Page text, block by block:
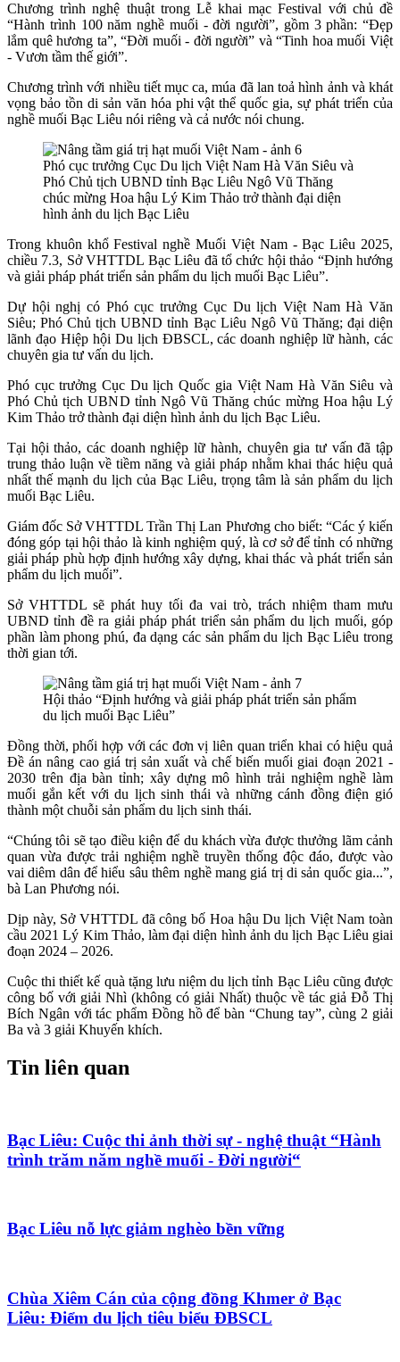
Chương trình nghệ thuật trong Lễ khai mạc Festival với chủ đề
“Hành trình 100 năm nghề muối - đời người”, gồm 3 phần: “Đẹp
lắm quê hương ta”, “Đời muối - đời người” và “Tinh hoa muối Việt
- Vươn tầm thế giới”.
Chương trình với nhiều tiết mục ca, múa đã lan toả hình ảnh và khát
vọng bảo tồn di sản văn hóa phi vật thể quốc gia, sự phát triển của
nghề muối Bạc Liêu nói riêng và cả nước nói chung.
Phó cục trưởng Cục Du lịch Việt Nam Hà Văn Siêu và
Phó Chủ tịch UBND tỉnh Bạc Liêu Ngô Vũ Thăng
chúc mừng Hoa hậu Lý Kim Thảo trở thành đại diện
hình ảnh du lịch Bạc Liêu
Trong khuôn khổ Festival nghề Muối Việt Nam - Bạc Liêu 2025,
chiều 7.3, Sở VHTTDL Bạc Liêu đã tổ chức hội thảo “Định hướng
và giải pháp phát triển sản phẩm du lịch muối Bạc Liêu”.
Dự hội nghị có Phó cục trưởng Cục Du lịch Việt Nam Hà Văn
Siêu; Phó Chủ tịch UBND tỉnh Bạc Liêu Ngô Vũ Thăng; đại diện
lãnh đạo Hiệp hội Du lịch ĐBSCL, các doanh nghiệp lữ hành, các
chuyên gia tư vấn du lịch.
Phó cục trưởng Cục Du lịch Quốc gia Việt Nam Hà Văn Siêu và
Phó Chủ tịch UBND tỉnh Ngô Vũ Thăng chúc mừng Hoa hậu Lý
Kim Thảo trở thành đại diện hình ảnh du lịch Bạc Liêu.
Tại hội thảo, các doanh nghiệp lữ hành, chuyên gia tư vấn đã tập
trung thảo luận về tiềm năng và giải pháp nhằm khai thác hiệu quả
nhất thế mạnh du lịch của Bạc Liêu, trọng tâm là sản phẩm du lịch
muối Bạc Liêu.
Giám đốc Sở VHTTDL Trần Thị Lan Phương cho biết: “Các ý kiến
đóng góp tại hội thảo là kinh nghiệm quý, là cơ sở để tỉnh có những
giải pháp phù hợp định hướng xây dựng, khai thác và phát triển sản
phẩm du lịch muối”.
Sở VHTTDL sẽ phát huy tối đa vai trò, trách nhiệm tham mưu
UBND tỉnh đề ra giải pháp phát triển sản phẩm du lịch muối, góp
phần làm phong phú, đa dạng các sản phẩm du lịch Bạc Liêu trong
thời gian tới.
Hội thảo “Định hướng và giải pháp phát triển sản phẩm
du lịch muối Bạc Liêu”
Đồng thời, phối hợp với các đơn vị liên quan triển khai có hiệu quả
Đề án nâng cao giá trị sản xuất và chế biến muối giai đoạn 2021 -
2030 trên địa bàn tỉnh; xây dựng mô hình trải nghiệm nghề làm
muối gắn kết với du lịch sinh thái và những cánh đồng điện gió
thành một chuỗi sản phẩm du lịch sinh thái.
“Chúng tôi sẽ tạo điều kiện để du khách vừa được thưởng lãm cảnh
quan vừa được trải nghiệm nghề truyền thống độc đáo, được vào
vai diêm dân để hiểu sâu thêm nghề mang giá trị di sản quốc gia...”,
bà Lan Phương nói.
Dịp này, Sở VHTTDL đã công bố Hoa hậu Du lịch Việt Nam toàn
cầu 2021 Lý Kim Thảo, làm đại diện hình ảnh du lịch Bạc Liêu giai
đoạn 2024 – 2026.
Cuộc thi thiết kế quà tặng lưu niệm du lịch tỉnh Bạc Liêu cũng được
công bố với giải Nhì (không có giải Nhất) thuộc về tác giả Đỗ Thị
Bích Ngân với tác phẩm Đồng hồ để bàn “Chung tay”, cùng 2 giải
Ba và 3 giải Khuyến khích.
Tin liên quan
Bạc Liêu: Cuộc thi ảnh thời sự - nghệ thuật “Hành
trình trăm năm nghề muối - Đời người“
Bạc Liêu nỗ lực giảm nghèo bền vững
Chùa Xiêm Cán của cộng đồng Khmer ở Bạc
Liêu: Điểm du lịch tiêu biểu ĐBSCL